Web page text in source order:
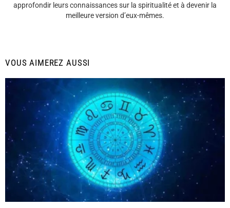
approfondir leurs connaissances sur la spiritualité et à devenir la
meilleure version d’eux-mêmes.
VOUS AIMEREZ AUSSI